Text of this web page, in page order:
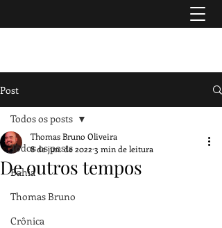
Post
Todos os posts
Bahia
Thomas Bruno
Crônica
Todos os posts
De outros tempos
Thomas Bruno Oliveira
8 de jun. de 2022 3 min de leitura